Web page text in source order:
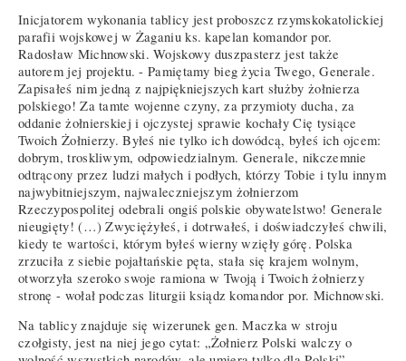
Inicjatorem wykonania tablicy jest proboszcz rzymskokatolickiej
parafii wojskowej w Żaganiu ks. kapelan komandor por.
Radosław Michnowski. Wojskowy duszpasterz jest także
autorem jej projektu. - Pamiętamy bieg życia Twego, Generale.
Zapisałeś nim jedną z najpiękniejszych kart służby żołnierza
polskiego! Za tamte wojenne czyny, za przymioty ducha, za
oddanie żołnierskiej i ojczystej sprawie kochały Cię tysiące
Twoich Żołnierzy. Byłeś nie tylko ich dowódcą, byłeś ich ojcem:
dobrym, troskliwym, odpowiedzialnym. Generale, nikczemnie
odtrącony przez ludzi małych i podłych, którzy Tobie i tylu innym
najwybitniejszym, najwaleczniejszym żołnierzom
Rzeczypospolitej odebrali ongiś polskie obywatelstwo! Generale
nieugięty! (…) Zwyciężyłeś, i dotrwałeś, i doświadczyłeś chwili,
kiedy te wartości, którym byłeś wierny wzięły górę. Polska
zrzuciła z siebie pojałtańskie pęta, stała się krajem wolnym,
otworzyła szeroko swoje ramiona w Twoją i Twoich żołnierzy
stronę - wołał podczas liturgii ksiądz komandor por. Michnowski.
Na tablicy znajduje się wizerunek gen. Maczka w stroju
czołgisty, jest na niej jego cytat: „Żołnierz Polski walczy o